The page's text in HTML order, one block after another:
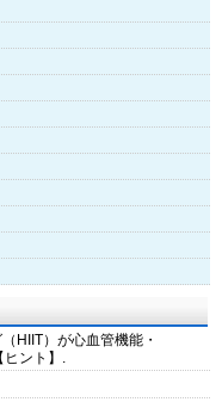
HIIT）が心血管機能・
ヒント】.